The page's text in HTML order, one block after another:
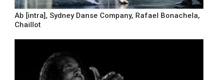
Ab [intra], Sydney Danse Company, Rafael Bonachela,
Chaillot